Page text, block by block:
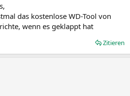
das kostenlose WD-Tool von
wenn es geklappt hat
Zitieren